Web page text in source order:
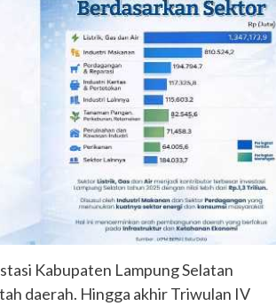
Kabupaten Lampung Selatan
daerah. Hingga akhir Triwulan IV